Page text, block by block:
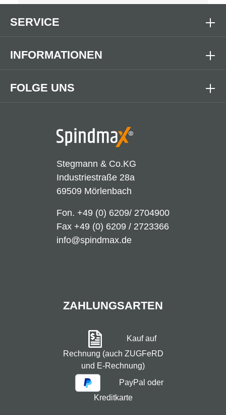
Stegmann & Co.KG
Industriestraße 28a
69509 Mörlenbach
Fon. +49 (0) 6209/ 2704900
Fax +49 (0) 6209 / 2723366
info@spindmax.de
FOLGE UNS
SERVICE
INFORMATIONEN
ZAHLUNGSARTEN
Kauf auf
Rechnung (auch ZUGFeRD
und E-Rechnung)
PayPal oder
Kreditkarte